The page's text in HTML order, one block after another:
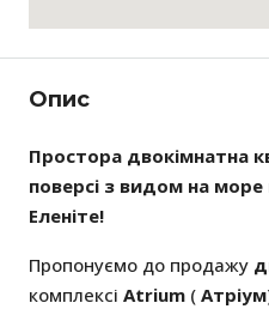
Опис
Простора двокімнатна
поверсі з видом на
Еленіте!
Пропонуємо до продажу
комплексі Atrium ( Атріум